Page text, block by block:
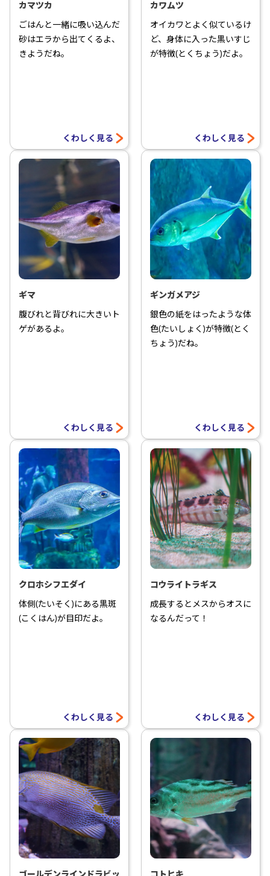
カマツカ
ごはんと一緒に吸い込んだ
砂はエラから出てくるよ、
きようだね。
くわしく見る
カワムツ
オイカワとよく似ているけ
ど、身体に入った黒いすじ
が特徴(とくちょう)だよ。
くわしく見る
ギマ
腹びれと背びれに大きいト
ゲがあるよ。
くわしく見る
ギンガメアジ
銀色の紙をはったような体
色(たいしょく)が特徴(とく
ちょう)だね。
くわしく見る
クロホシフエダイ
体側(たいそく)にある黒斑
(こくはん)が目印だよ。
くわしく見る
コウライトラギス
成長するとメスからオスに
なるんだって！
くわしく見る